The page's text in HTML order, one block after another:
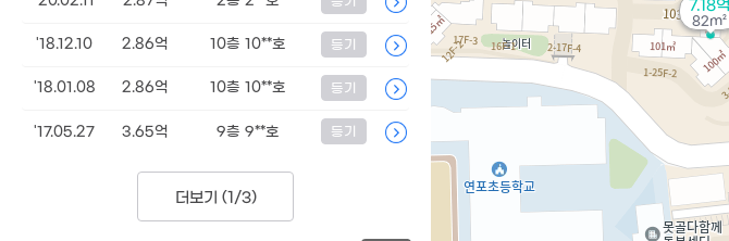
7.18억
82m²
'18.12.10 2.86억 10층 10**호 등기
'18.01.08 2.86억 10층 10**호 등기
'17.05.27 3.65억 9층 9**호 등기
더보기 (1/3)